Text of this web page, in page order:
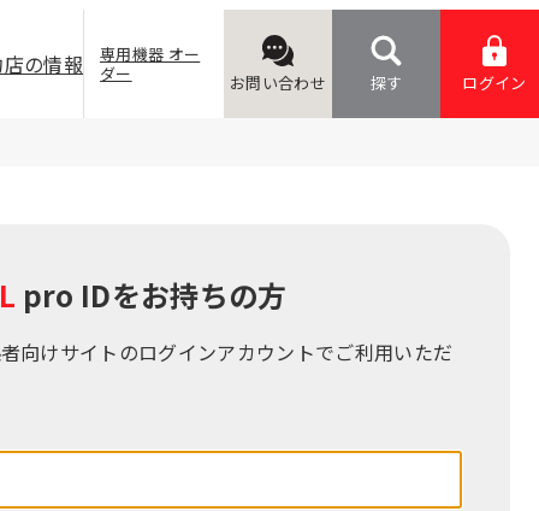
の情報
専用機器 オー
ダー
お問い合わせ 探す ログイン
pro IDをお持ちの⽅
向けサイトのログインアカウントでご利⽤いただ